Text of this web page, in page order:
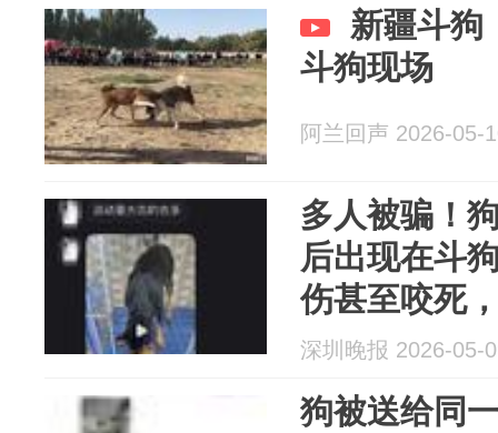
新疆斗狗
斗狗现场
阿兰回声 2026-05-
多人被骗！
后出现在斗
伤甚至咬死
案！
深圳晚报 2026-05-
狗被送给同